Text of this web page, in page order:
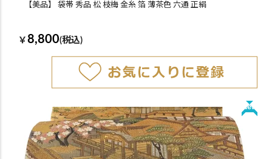
【美品】 袋帯 秀品 松 枝梅 金糸 箔 薄茶色 六通 正絹
￥ 8,800(税込)
New